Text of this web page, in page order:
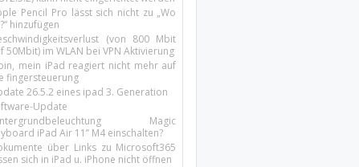
Pencil Pro lässt sich nicht zu „Wo
hinzufügen
(von 800 Mbit
50Mbit) im WLAN bei VPN Aktivierung
mein iPad reagiert nicht mehr auf
fingersteuerung
26.5.2 eines ipad 3. Generation
Update
Magic
iPad Air 11’’ M4 einschalten?
über Links zu Microsoft365
sich in iPad u. iPhone nicht öffnen